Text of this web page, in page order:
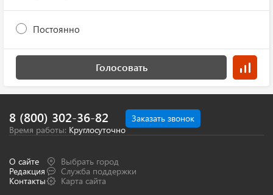
Постоянно
Голосовать
О сайте
Редакция
Контакты
Выбрать город
Служба поддержки
Карта сайта
Заказать звонок
8 (800) 302-36-82
Время работы: Круглосуточно